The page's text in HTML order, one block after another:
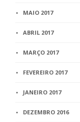
MAIO 2017
ABRIL 2017
MARÇO 2017
FEVEREIRO 2017
JANEIRO 2017
DEZEMBRO 2016